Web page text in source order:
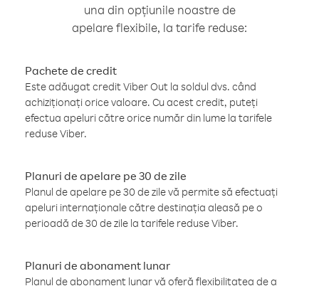
una din opțiunile noastre de
apelare flexibile, la tarife reduse:
Pachete de credit
Este adăugat credit Viber Out la soldul dvs. când
achiziționați orice valoare. Cu acest credit, puteți
efectua apeluri către orice număr din lume la tarifele
reduse Viber.
Planuri de apelare pe 30 de zile
Planul de apelare pe 30 de zile vă permite să efectuați
apeluri internaționale către destinația aleasă pe o
perioadă de 30 de zile la tarifele reduse Viber.
Planuri de abonament lunar
Planul de abonament lunar vă oferă flexibilitatea de a